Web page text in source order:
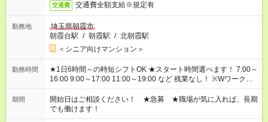
交通費 交通費全額支給※規定有
勤務地
埼玉県朝霞市
朝霞台駅 / 朝霞駅 / 北朝霞駅
＜シニア向けマンション＞
勤務時間
★1日6時間～の時短シフトOK ★スタート時間選べます！ 7:00～
16:00 9:00～17:00 11:00～19:00 など 残業なし！ ※Wワークの
場合、他のお仕事と合わせ週40時間超の就業はご案内できませ
ん ※法令に基づき、週20時間以上勤務は社会保険への加入対象
となります ※労働者派遣法（日雇い派遣の原則禁止）により、
短時間・短期間の就業はご案内が難しい場合があります
期間
開始日はご相談ください！ ★急募 ★職場が気に入れば、長期
でも働けます！